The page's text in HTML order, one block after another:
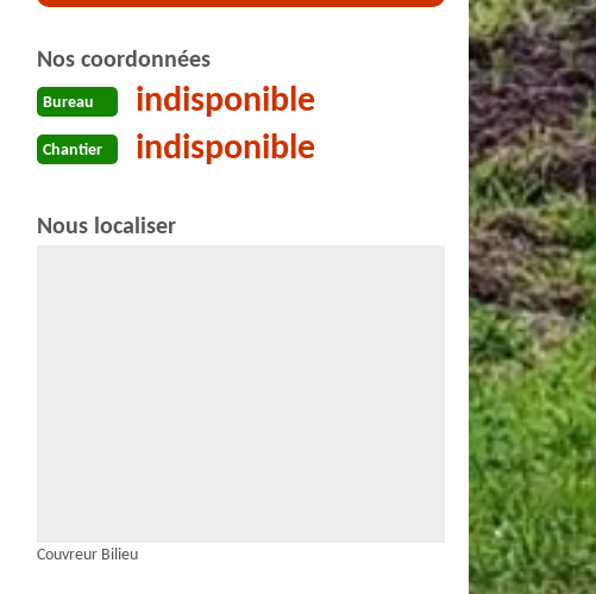
Nos coordonnées
Bureau indisponible
Chantier indisponible
Nous localiser
Couvreur Bilieu